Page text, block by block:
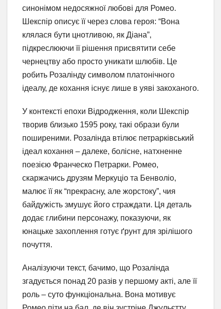
синонімом недосяжної любові для Ромео.
Шекспір описує її через слова героя: “Вона
клялася бути цнотливою, як Діана”,
підкреслюючи її рішення присвятити себе
чернецтву або просто уникати шлюбів. Це
робить Розалінду символом платонічного
ідеалу, де кохання існує лише в уяві закоханого.
У контексті епохи Відродження, коли Шекспір
творив близько 1595 року, такі образи були
поширеними. Розалінда втілює петрарківський
ідеал кохання – далеке, болісне, натхненне
поезією Франческо Петрарки. Ромео,
скаржачись друзям Меркуціо та Бенволіо,
малює її як “прекрасну, але жорстоку”, чия
байдужість змушує його страждати. Ця деталь
додає глибини персонажу, показуючи, як
юнацьке захоплення готує ґрунт для зрілішого
почуття.
Аналізуючи текст, бачимо, що Розалінда
згадується понад 20 разів у першому акті, але її
роль – суто функціональна. Вона мотивує